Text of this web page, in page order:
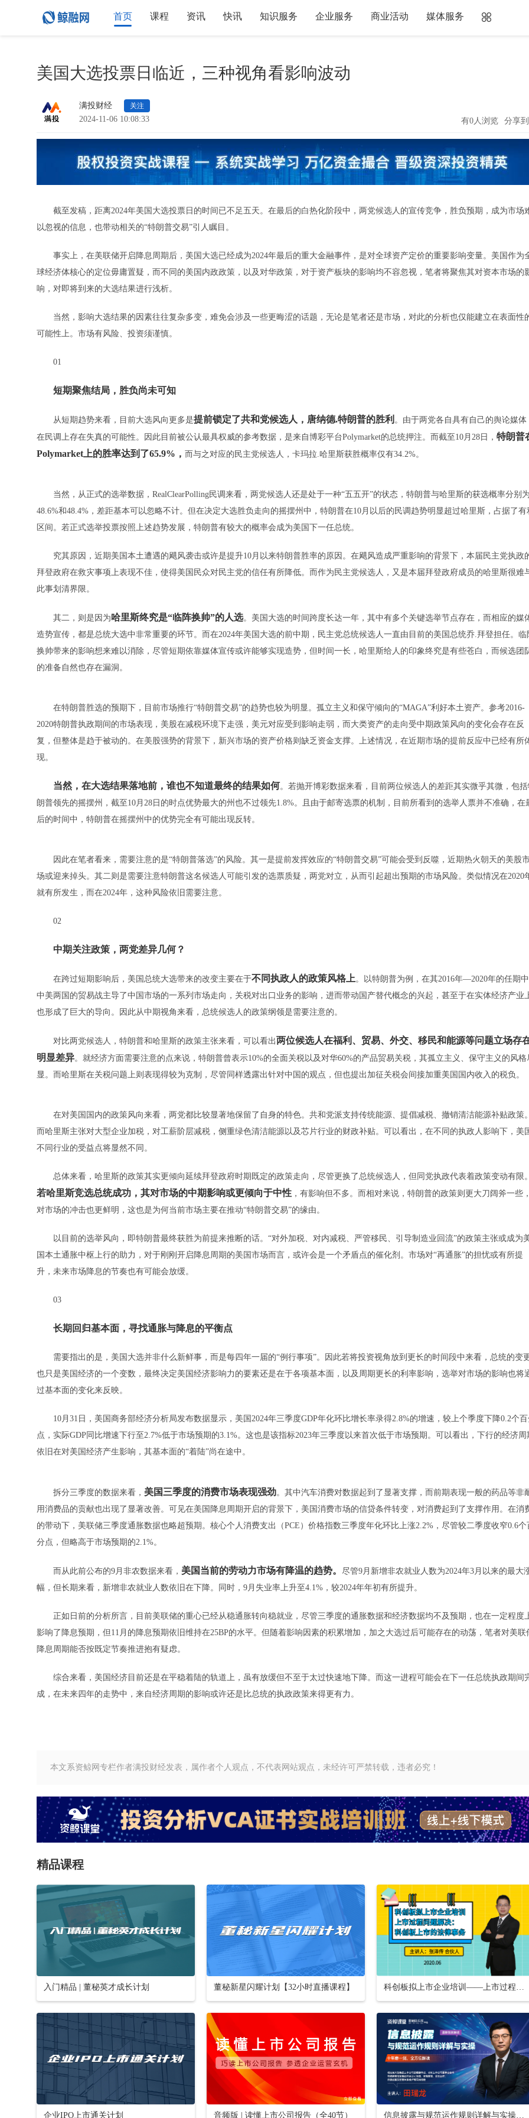
首页 课程 资讯 快讯 知识服务 企业服务 商业活动 媒体服务
美国大选投票日临近，三种视角看影响波动
满投财经 关注
2024-11-06 10:08:33 有0人浏览 分享到
截至发稿，距离2024年美国大选投票日的时间已不足五天。在最后的白热化阶段中，两党候选人的宣传竞争，胜负预期，成为市场
以忽视的信息，也带动相关的“特朗普交易”引人瞩目。
事实上，在美联储开启降息周期后，美国大选已经成为2024年最后的重大金融事件，是对全球资产定价的重要影响变量。美国作为
球经济体核心的定位毋庸置疑，而不同的美国内政政策，以及对华政策，对于资产板块的影响均不容忽视，笔者将聚焦其对资本市场的
响，对即将到来的大选结果进行浅析。
当然，影响大选结果的因素往往复杂多变，难免会涉及一些更晦涩的话题，无论是笔者还是市场，对此的分析也仅能建立在表面性
可能性上。市场有风险、投资须谨慎。
01
短期聚焦结局，胜负尚未可知
从短期趋势来看，目前大选风向更多是提前锁定了共和党候选人，唐纳德.特朗普的胜利 。由于两党各自具有自己的舆论媒体
在民调上存在失真的可能性。因此目前被公认最具权威的参考数据，是来自博彩平台Polymarket的总统押注。而截至10月28日， 特朗普
Polymarket上的胜率达到了65.9%， 而与之对应的民主党候选人，卡玛拉.哈里斯获胜概率仅有34.2%。
当然，从正式的选举数据，RealClearPolling民调来看，两党候选人还是处于一种“五五开”的状态，特朗普与哈里斯的获选概率分别为
48.6%和48.4%，差距基本可以忽略不计。但在决定大选胜负走向的摇摆州中，特朗普在10月以后的民调趋势明显超过哈里斯，占据了有
区间。若正式选举投票按照上述趋势发展，特朗普有较大的概率会成为美国下一任总统。
究其原因，近期美国本土遭遇的飓风袭击或许是提升10月以来特朗普胜率的原因。在飓风造成严重影响的背景下，本届民主党执政
拜登政府在救灾事项上表现不佳，使得美国民众对民主党的信任有所降低。而作为民主党候选人，又是本届拜登政府成员的哈里斯很难
此事划清界限。
其二，则是因为哈里斯终究是“临阵换帅”的人选。美国大选的时间跨度长达一年，其中有多个关键选举节点存在，而相应的媒
造势宣传，都是总统大选中非常重要的环节。而在2024年美国大选的前中期，民主党总统候选人一直由目前的美国总统乔.拜登担任。临
换帅带来的影响想来难以消除，尽管短期依靠媒体宣传或许能够实现造势，但时间一长，哈里斯给人的印象终究是有些苍白，而候选团
的准备自然也存在漏洞。
在特朗普胜选的预期下，目前市场推行“特朗普交易”的趋势也较为明显。孤立主义和保守倾向的“MAGA”利好本土资产。参考2016-
2020特朗普执政期间的市场表现，美股在减税环境下走强，美元对应受到影响走弱，而大类资产的走向受中期政策风向的变化会存在反
复，但整体是趋于被动的。在美股强势的背景下，新兴市场的资产价格则缺乏资金支撑。上述情况，在近期市场的提前反应中已经有所
现。
当然，在大选结果落地前，谁也不知道最终的结果如何。若抛开博彩数据来看，目前两位候选人的差距其实微乎其微，包
朗普领先的摇摆州，截至10月28日的时点优势最大的州也不过领先1.8%。且由于邮寄选票的机制，目前所看到的选举人票并不准确，在
后的时间中，特朗普在摇摆州中的优势完全有可能出现反转。
因此在笔者看来，需要注意的是“特朗普落选”的风险。其一是提前发挥效应的“特朗普交易”可能会受到反噬，近期热火朝天的美股
场或迎来掉头。其二则是需要注意特朗普这名候选人可能引发的选票质疑，两党对立，从而引起超出预期的市场风险。类似情况在2020
就有所发生，而在2024年，这种风险依旧需要注意。
02
中期关注政策，两党差异几何？
在跨过短期影响后，美国总统大选带来的改变主要在于不同执政人的政策风格上。以特朗普为例，在其2016年—2020年的任期中
中美两国的贸易战主导了中国市场的一系列市场走向，关税对出口业务的影响，进而带动国产替代概念的兴起，甚至于在实体经济产业
也形成了巨大的导向。因此从中期视角来看，总统候选人的政策纲领是需要注意的。
对比两党候选人，特朗普和哈里斯的政策主张来看，可以看出两位候选人在福利、贸易、外交、移民和能源等问题立场存
明显差异。就经济方面需要注意的点来说，特朗普曾表示10%的全面关税以及对华60%的产品贸易关税，其孤立主义、保守主义的风格
显。而哈里斯在关税问题上则表现得较为克制，尽管同样透露出针对中国的观点，但也提出加征关税会间接加重美国国内收入的税负。
在对美国国内的政策风向来看，两党都比较显著地保留了自身的特色。共和党派支持传统能源、提倡减税、撤销清洁能源补贴政策。
而哈里斯主张对大型企业加税，对工薪阶层减税，侧重绿色清洁能源以及芯片行业的财政补贴。可以看出，在不同的执政人影响下，美
不同行业的受益点将显然不同。
总体来看，哈里斯的政策其实更倾向延续拜登政府时期既定的政策走向，尽管更换了总统候选人，但同党执政代表着政策变动有限。
若哈里斯竞选总统成功，其对市场的中期影响或更倾向于中性 ，有影响但不多。而相对来说，特朗普的政策则更大刀阔斧一些，
对市场的冲击也更鲜明，这也是为何当前市场主要在推动“特朗普交易”的缘由。
以目前的选举风向，即特朗普最终获胜为前提来推断的话。“对外加税、对内减税、严管移民、引导制造业回流”的政策主张或成为
国本土通胀中枢上行的助力，对于刚刚开启降息周期的美国市场而言，或许会是一个矛盾点的催化剂。市场对“再通胀”的担忧或有所提
升，未来市场降息的节奏也有可能会放缓。
03
长期回归基本面，寻找通胀与降息的平衡点
需要指出的是，美国大选并非什么新鲜事，而是每四年一届的“例行事项”。因此若将投资视角放到更长的时间段中来看，总统的变
也只是美国经济的一个变数，最终决定美国经济影响力的要素还是在于各项基本面，以及周期更长的利率影响，选举对市场的影响也将
过基本面的变化来反映。
10月31日，美国商务部经济分析局发布数据显示，美国2024年三季度GDP年化环比增长率录得2.8%的增速，较上个季度下降0.2个
点，实际GDP同比增速下行至2.7%低于市场预期的3.1%。这也是该指标2023年三季度以来首次低于市场预期。可以看出，下行的经济周
依旧在对美国经济产生影响，其基本面的“着陆”尚在途中。
拆分三季度的数据来看， 美国三季度的消费市场表现强劲。其中汽车消费对数据起到了显著支撑，而前期表现一般的药品等非
用消费品的贡献也出现了显著改善。可见在美国降息周期开启的背景下，美国消费市场的信贷条件转变，对消费起到了支撑作用。在消
的带动下，美联储三季度通胀数据也略超预期。核心个人消费支出（PCE）价格指数三季度年化环比上涨2.2%，尽管较二季度收窄0.6个
分点，但略高于市场预期的2.1%。
而从此前公布的9月非农数据来看， 美国当前的劳动力市场有降温的趋势。
尽管9月新增非农就业人数为2024年3月以来的最大
幅，但长期来看，新增非农就业人数依旧在下降。同时，9月失业率上升至4.1%，较2024年年初有所提升。
正如日前的分析所言，目前美联储的重心已经从稳通胀转向稳就业，尽管三季度的通胀数据和经济数据均不及预期，也在一定程度
影响了降息预期，但11月的降息预期依旧维持在25BP的水平。但随着影响因素的积累增加，加之大选过后可能存在的动荡，笔者对美联
降息周期能否按既定节奏推进抱有疑虑。
综合来看，美国经济目前还是在平稳着陆的轨道上，虽有放缓但不至于太过快速地下降。而这一进程可能会在下一任总统执政期间
成，在未来四年的走势中，来自经济周期的影响或许还是比总统的执政政策来得更有力。
本文系资鲸网专栏作者满投财经发表，属作者个人观点，不代表网站观点，未经许可严禁转载，违者必究！
精品课程
入门精品 | 董秘英才成长计划 董秘新星闪耀计划【32小时直播课程】 科创板拟上市企业培训——上市过程问题解决：科创板上市的法律事务
企业IPO上市通关计划 音频版 | 读懂上市公司报告（全40节） 信息披露与规范运作规则详解与实操【16小时课程打包】